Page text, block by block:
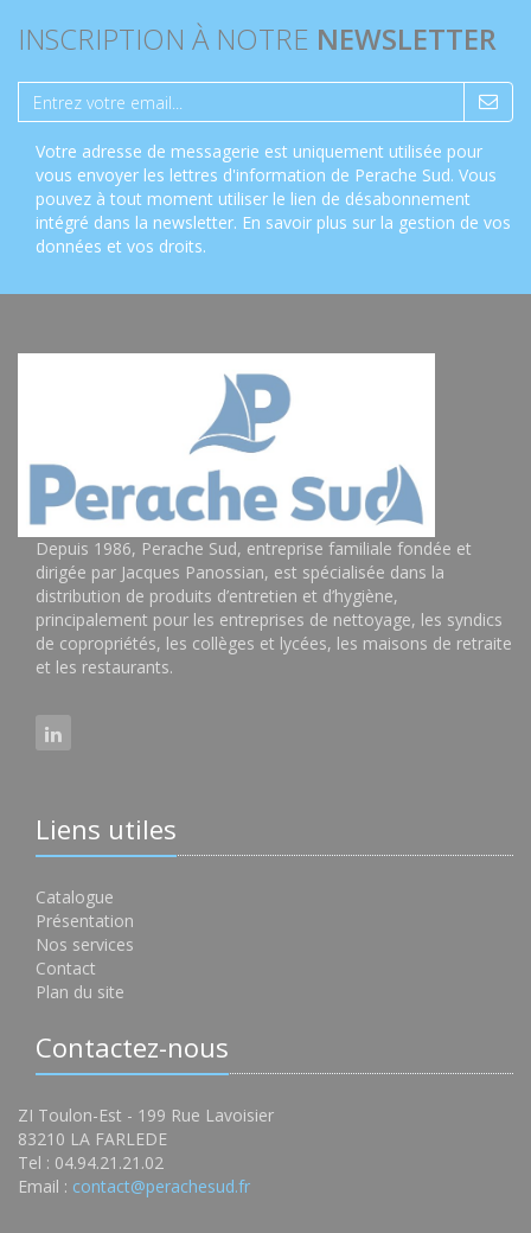
INSCRIPTION À NOTRE NEWSLETTER
Votre adresse de messagerie est uniquement utilisée pour
vous envoyer les lettres d'information de Perache Sud. Vous
pouvez à tout moment utiliser le lien de désabonnement
intégré dans la newsletter. En savoir plus sur la gestion de vos
données et vos droits.
Depuis 1986, Perache Sud, entreprise familiale fondée et
dirigée par Jacques Panossian, est spécialisée dans la
distribution de produits d’entretien et d’hygiène,
principalement pour les entreprises de nettoyage, les syndics
de copropriétés, les collèges et lycées, les maisons de retraite
et les restaurants.
Liens utiles
Catalogue
Présentation
Nos services
Contact
Plan du site
Contactez-nous
ZI Toulon-Est - 199 Rue Lavoisier
83210 LA FARLEDE
Tel : 04.94.21.21.02
Email : contact@perachesud.fr